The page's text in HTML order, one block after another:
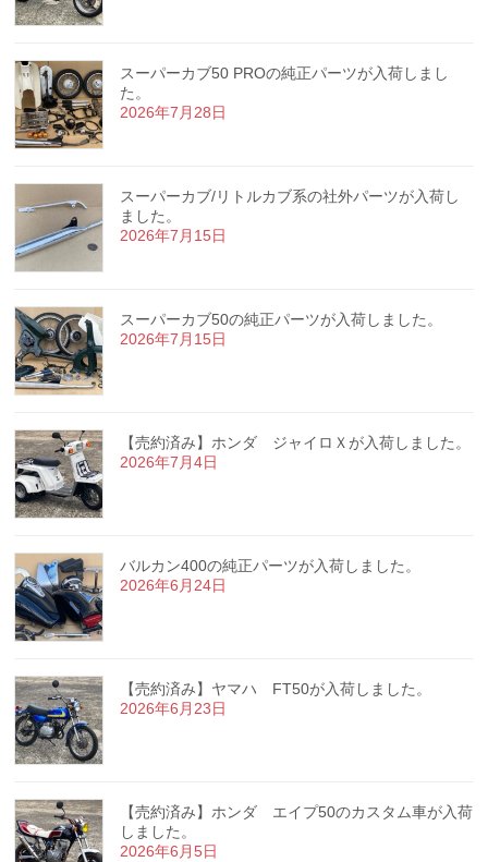
スーパーカブ50 PROの純正パーツが入荷しまし
た。
2026年7月28日
スーパーカブ/リトルカブ系の社外パーツが入荷し
ました。
2026年7月15日
スーパーカブ50の純正パーツが入荷しました。
2026年7月15日
【売約済み】ホンダ ジャイロＸが入荷しました。
2026年7月4日
バルカン400の純正パーツが入荷しました。
2026年6月24日
【売約済み】ヤマハ FT50が入荷しました。
2026年6月23日
【売約済み】ホンダ エイプ50のカスタム車が入荷
しました。
2026年6月5日